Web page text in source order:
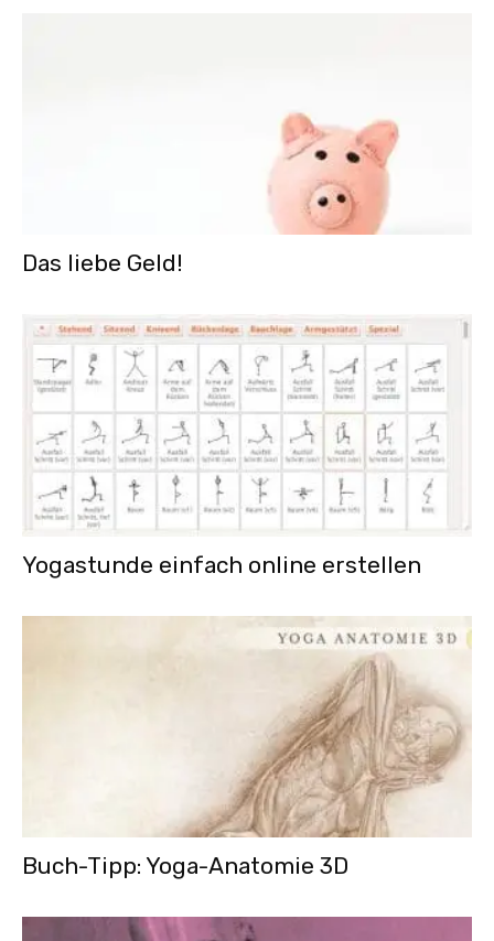
Das liebe Geld!
Yogastunde einfach online erstellen
Buch-Tipp: Yoga-Anatomie 3D